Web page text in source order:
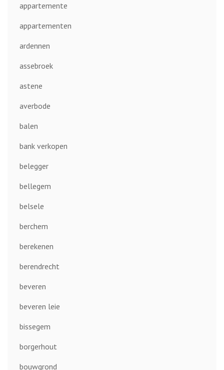
appartemente
appartementen
ardennen
assebroek
astene
averbode
balen
bank verkopen
belegger
bellegem
belsele
berchem
berekenen
berendrecht
beveren
beveren leie
bissegem
borgerhout
bouwgrond